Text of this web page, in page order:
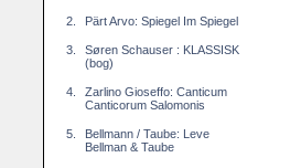
2. Pärt Arvo: Spiegel Im Spiegel
3.
Søren Schauser : KLASSISK
(bog)
4.
Zarlino Gioseffo: Canticum
Canticorum Salomonis
5.
Bellmann / Taube: Leve
Bellman & Taube